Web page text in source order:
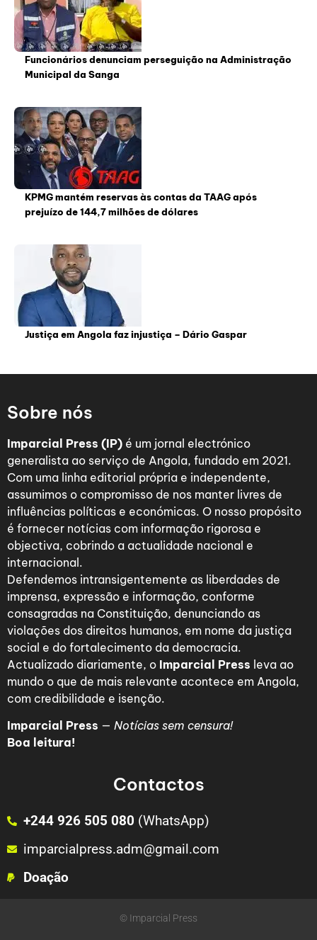
Funcionários denunciam perseguição na Administração
Municipal da Sanga
KPMG mantém reservas às contas da TAAG após
prejuízo de 144,7 milhões de dólares
Justiça em Angola faz injustiça – Dário Gaspar
Sobre nós
Imparcial Press (IP) é um jornal electrónico
generalista ao serviço de Angola, fundado em 2021.
Com uma linha editorial própria e independente,
assumimos o compromisso de nos manter livres de
influências políticas e económicas. O nosso propósito
é fornecer notícias com informação rigorosa e
objectiva, cobrindo a actualidade nacional e
internacional.
Defendemos intransigentemente as liberdades de
imprensa, expressão e informação, conforme
consagradas na Constituição, denunciando as
violações dos direitos humanos, em nome da justiça
social e do fortalecimento da democracia.
Actualizado diariamente, o Imparcial Press leva ao
mundo o que de mais relevante acontece em Angola,
com credibilidade e isenção.
Imparcial Press — Notícias sem censura!
Boa leitura!
Contactos
+244 926 505 080 (WhatsApp)
imparcialpress.adm@gmail.com
Doação
© Imparcial Press